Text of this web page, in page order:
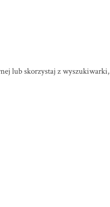
lub skorzystaj z wyszukiwarki,